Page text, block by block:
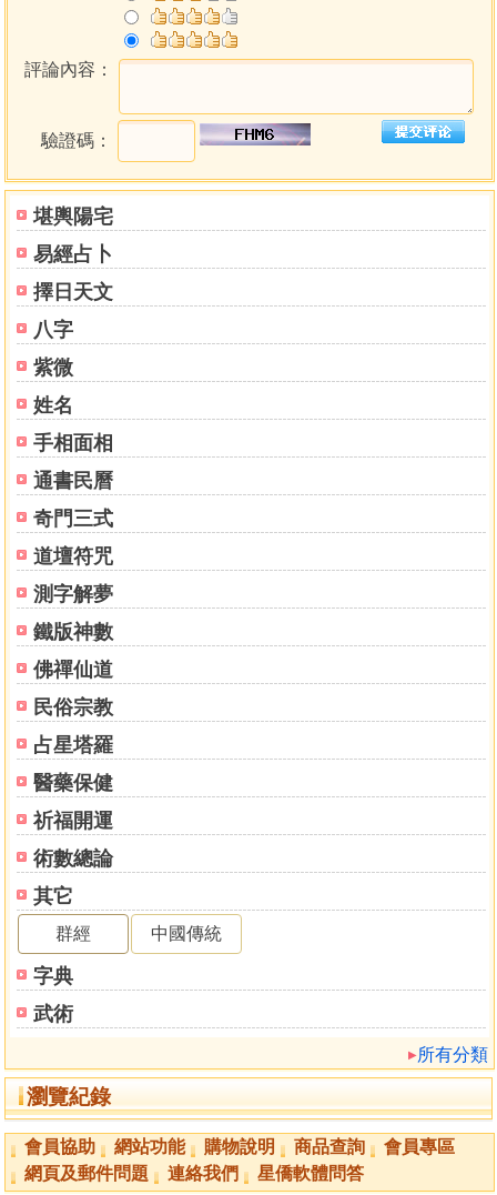
堪輿陽宅
易經占卜
擇日天文
八字
紫微
姓名
手相面相
通書民曆
奇門三式
道壇符咒
測字解夢
鐵版神數
佛禪仙道
民俗宗教
占星塔羅
醫藥保健
祈福開運
術數總論
其它
群經 中國傳統
字典
武術
所有分類
瀏覽紀錄
1.英雄神話與偉特塔羅大祕牌
故事與意義
偉特塔羅牌裡的英雄旅程
為何使用偉特塔羅牌？
2.占卜自己的英雄神話
為何需要用英雄神話進行塔羅占卜？
英雄神話的占卜方法
塔羅愚者的十二階段英雄旅程
第二部愚者的英雄旅程
1.第一站：平凡世界
0.愚者
2.第二站：冒險的召喚
Ⅰ.魔術師
Ⅱ.女祭司
3.第三站：拒絕召喚
Ⅲ.皇后
Ⅳ.皇帝
4.第四站：遇見導師
Ⅴ.教皇
Ⅵ.戀人
5.第五站：跨越第一道門檻
Ⅶ.戰車
Ⅷ.力量
6.第六站：試煉之路
Ⅸ.隱士
Ⅹ.命運之輪
7.第七站：逼近洞穴深處
Ⅺ.正義
8.第八站：苦難折磨
XIII.死神
XIV.節制
評論內容：
驗證碼：
會員協助 網站功能 購物說明 商品查詢
會員專區
網頁及郵件問題
連絡我們 星僑軟體問答